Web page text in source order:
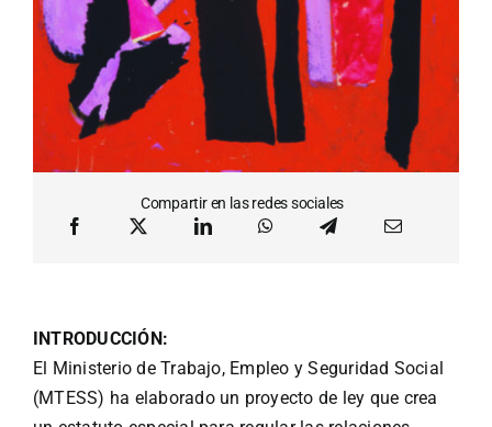
Compartir en las redes sociales
INTRODUCCIÓN:
El Ministerio de Trabajo, Empleo y Seguridad Social
(MTESS) ha elaborado un proyecto de ley que crea